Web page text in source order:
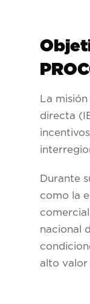
La
directa
Durante
como la
nacional
alto valor